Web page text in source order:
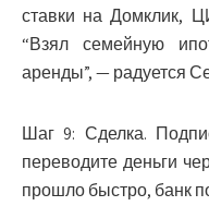
ставки на Домклик,
“Взял семейную
аренды”, — радуется
Шаг 9: Сделка.
переводите деньги
прошло быстро, банк